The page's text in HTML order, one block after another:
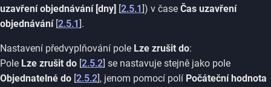
uzavření objednávání [dny] [2.5.1]) v čase Čas uzavření
objednávání[2.5.1].
Nastavení předvyplňování pole Lze zrušit do:
Pole Lze zrušit do [2.5.2] se nastavuje stejně jako pole
Objednatelné do [2.5.2], jenom pomocí polí Počáteční hodnota